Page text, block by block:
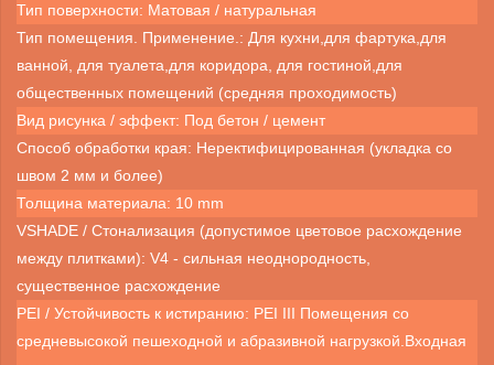
Тип поверхности: Матовая / натуральная
Тип помещения. Применение.: Для кухни,для фартука,для
ванной, для туалета,для коридора, для гостиной,для
общественных помещений (средняя проходимость)
Вид рисунка / эффект: Под бетон / цемент
Способ обработки края: Неректифицированная (укладка со
швом 2 мм и более)
Толщина материала: 10 mm
VSHADE / Стонализация (допустимое цветовое расхождение
между плитками): V4 - сильная неоднородность,
существенное расхождение
PEI / Устойчивость к истиранию: PEI III Помещения со
средневысокой пешеходной и абразивной нагрузкой.Входная